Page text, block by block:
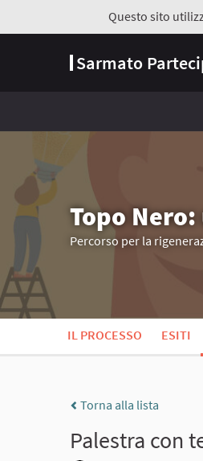
Questo sito
Sarmato
Topo
Percorso per la
IL PROCESSO ESITI
Torna alla lista
Palestra con